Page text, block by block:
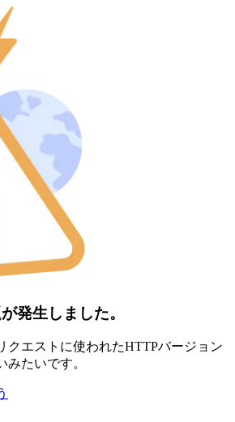
発生しました。
クエストに使われたHTTPバージョン
みたいです。